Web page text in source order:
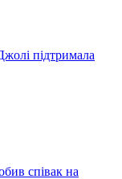
підтримала
співак на